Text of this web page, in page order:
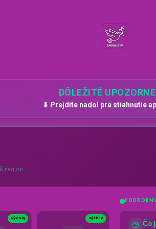
DÔLEŽITÉ
⬇ Prejdite nadol pre stiahnutie